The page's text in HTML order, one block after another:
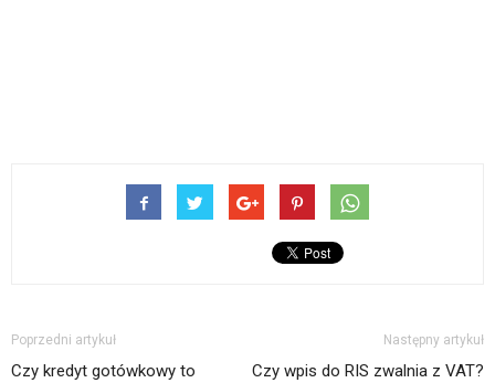
Poprzedni artykuł
Czy kredyt gotówkowy to
Następny artykuł
Czy wpis do RIS zwalnia z VAT?